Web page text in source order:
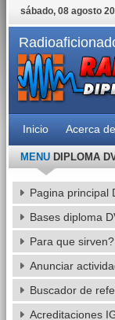
sábado, 08 agosto
Inicio Acerca
MENUDIPLOMA
Pagina principal
Bases diploma
Para que sirven?
Anunciar
Buscador de
Acreditaciones